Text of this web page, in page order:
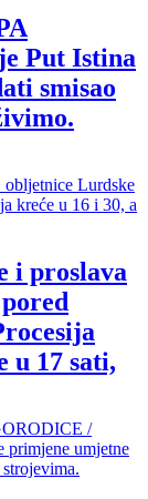
Put Istina
smisao
i proslava
u 17 sati,